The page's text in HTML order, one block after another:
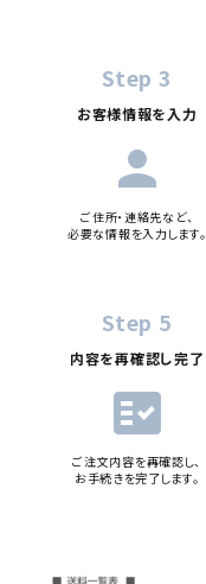
Step 3
お客様情報を入力
person
ご住所・連絡先など、
必要な情報を入力します。
Step 5
内容を再確認し完了
fact_check
ご注文内容を再確認し、
お手続きを完了します。